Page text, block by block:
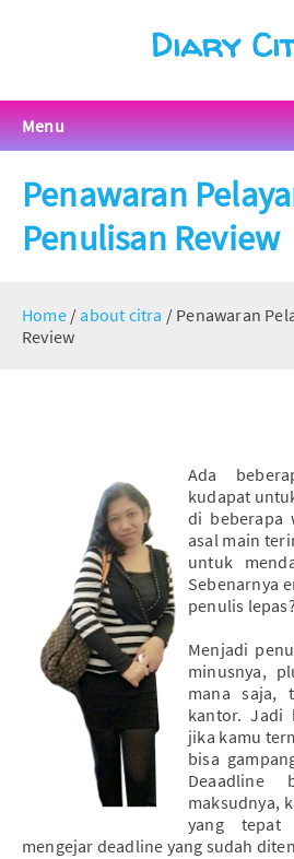
Diary
Menu
Penawaran
Penulisan Review
Home /about citra / Penawaran
Review
Ada
kudapat
di beberapa
asal main
untuk
Sebenarnya
penulis lepas?
Menjadi
minusnya,
mana saja,
kantor. Jadi
jika kamu
bisa
Deaadline
maksudnya,
yang tepat
mengejar deadline yang sudah